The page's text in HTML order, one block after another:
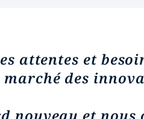
attentes et
des